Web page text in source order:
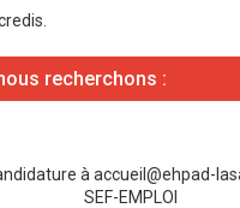
recherchons :
à accueil@ehpad-
SEF-EMPLOI